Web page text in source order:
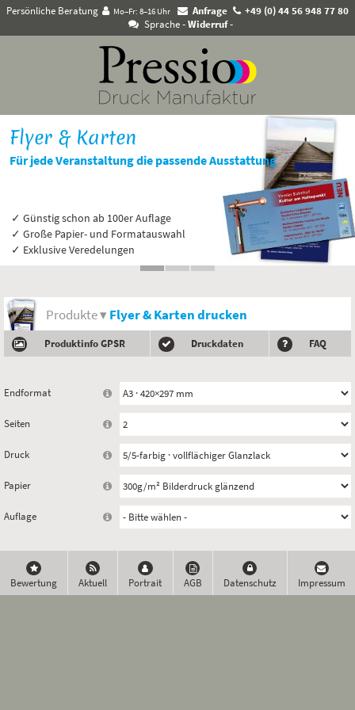
Persönliche Beratung Mo–Fr: 8–16 Uhr Anfrage
+49 (0) 44 56 948 77 80
Sprache- Widerruf -
Flyer & Karten
Für jede Veranstaltung die passende Ausstattung
✓ Günstig schon ab 100er Auflage
✓ Große Papier- und Formatauswahl
✓ Exklusive Veredelungen
Produkte ▾ Flyer & Karten drucken
Produktinfo GPSR Druckdaten FAQ
Endformat
Seiten
Druck
Papier
Auflage
Bewertung Aktuell Portrait AGB Datenschutz Impressum